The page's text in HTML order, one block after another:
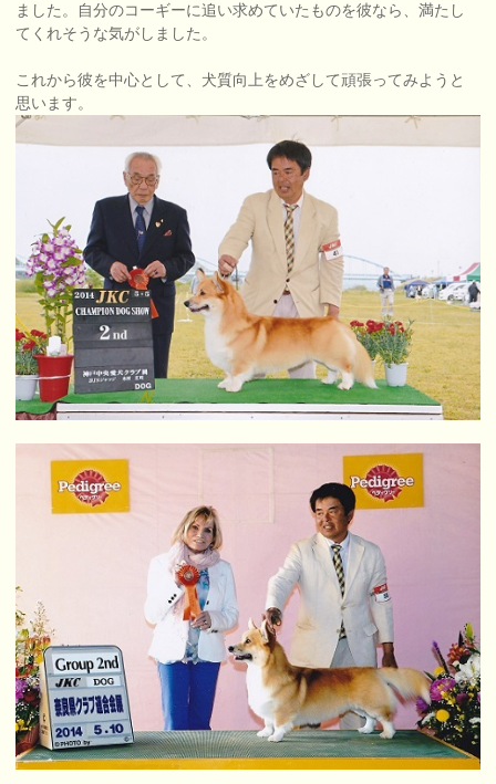
ました。自分のコーギーに追い求めていたものを彼なら、満たし
てくれそうな気がしました。
これから彼を中心として、犬質向上をめざして頑張ってみようと
思います。